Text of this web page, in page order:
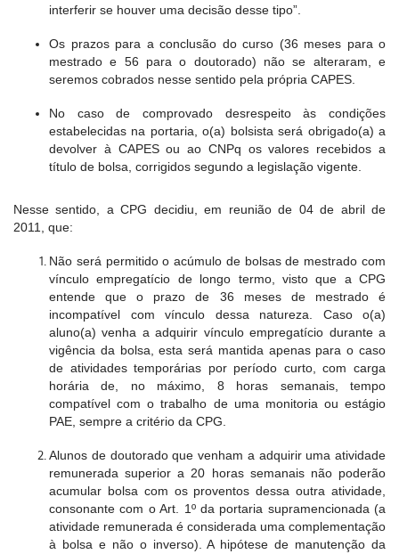
interferir se houver uma decisão desse tipo”.
Os prazos para a conclusão do curso (36 meses para o
mestrado e 56 para o doutorado) não se alteraram, e
seremos cobrados nesse sentido pela própria CAPES.
No caso de comprovado desrespeito às condições
estabelecidas na portaria, o(a) bolsista será obrigado(a) a
devolver à CAPES ou ao CNPq os valores recebidos a
título de bolsa, corrigidos segundo a legislação vigente.
Nesse sentido, a CPG decidiu, em reunião de 04 de abril de
2011, que:
Não será permitido o acúmulo de bolsas de mestrado com
vínculo empregatício de longo termo, visto que a CPG
entende que o prazo de 36 meses de mestrado é
incompatível com vínculo dessa natureza. Caso o(a)
aluno(a) venha a adquirir vínculo empregatício durante a
vigência da bolsa, esta será mantida apenas para o caso
de atividades temporárias por período curto, com carga
horária de, no máximo, 8 horas semanais, tempo
compatível com o trabalho de uma monitoria ou estágio
PAE, sempre a critério da CPG.
Alunos de doutorado que venham a adquirir uma atividade
remunerada superior a 20 horas semanais não poderão
acumular bolsa com os proventos dessa outra atividade,
consonante com o Art. 1º da portaria supramencionada (a
atividade remunerada é considerada uma complementação
à bolsa e não o inverso). A hipótese de manutenção da